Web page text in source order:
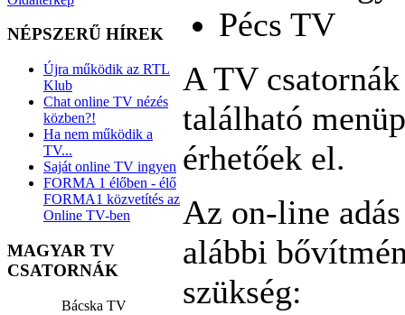
NÉPSZERŰ HÍREK
Újra működik az RTL
Klub
Chat online TV nézés
közben?!
Ha nem működik a
TV...
Saját online TV ingyen
FORMA 1 élőben - élő
FORMA1 közvetítés az
Online TV-ben
MAGYAR TV
CSATORNÁK
Bácska TV
Pécs TV
A TV
található
érhetőek el.
Az on-line
alábbi
szükség: